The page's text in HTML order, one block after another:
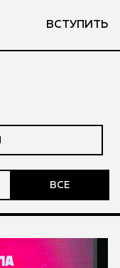
ВСТУПИТЬ
ВСЕ